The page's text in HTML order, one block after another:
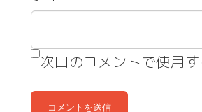
次回のコメントで使用